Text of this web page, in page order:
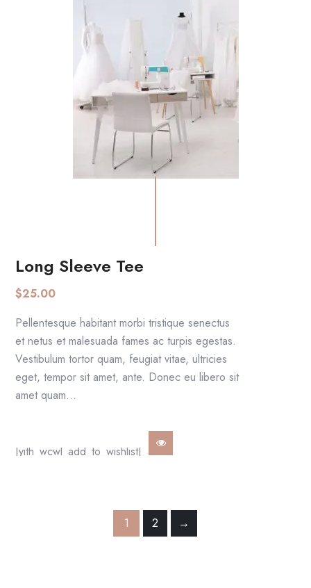
AGGIUNGI AL CARRELLO
Long Sleeve Tee
$25.00
Pellentesque habitant morbi tristique senectus
et netus et malesuada fames ac turpis egestas.
Vestibulum tortor quam, feugiat vitae, ultricies
eget, tempor sit amet, ante. Donec eu libero sit
amet quam…
[yith_wcwl_add_to_wishlist]
1 2 →